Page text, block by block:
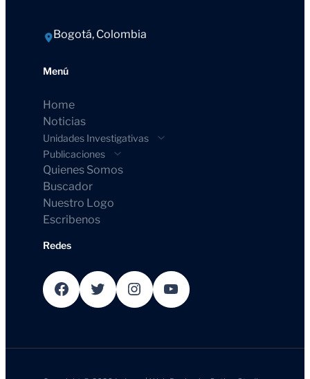
Bogotá, Colombia
Menú
Home
Noticias
Unidades Investigativas
Publicaciones
Quienes Somos
Buscador
Nuestro Logo
Escribenos
Redes
Facebook Twitter Instagram YouTube